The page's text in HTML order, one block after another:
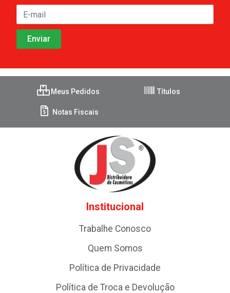
Meus Pedidos Títulos
Notas Fiscais
Institucional
Trabalhe Conosco
Quem Somos
Política de Privacidade
Política de Troca e Devolução